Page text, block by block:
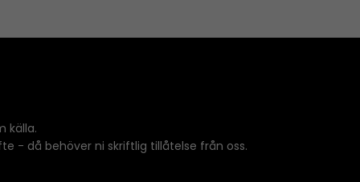
källa.
- då behöver ni skriftlig tillåtelse från oss.